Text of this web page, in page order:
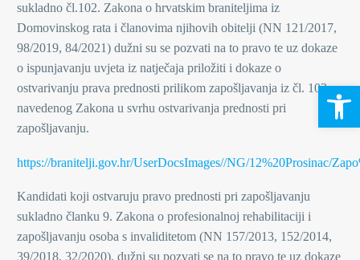
sukladno čl.102. Zakona o hrvatskim braniteljima iz
Domovinskog rata i članovima njihovih obitelji (NN 121/2017,
98/2019, 84/2021) dužni su se pozvati na to pravo te uz dokaze
o ispunjavanju uvjeta iz natječaja priložiti i dokaze o
ostvarivanju prava prednosti prilikom zapošljavanja iz čl. 103.
navedenog Zakona u svrhu ostvarivanja prednosti pri
zapošljavanju.
https://branitelji.gov.hr/UserDocsImages//NG/12%20Prosinac/
Kandidati koji ostvaruju pravo prednosti pri zapošljavanju
sukladno članku 9. Zakona o profesionalnoj rehabilitaciji i
zapošljavanju osoba s invaliditetom (NN 157/2013, 152/2014,
39/2018, 32/2020), dužni su pozvati se na to pravo te uz dokaze